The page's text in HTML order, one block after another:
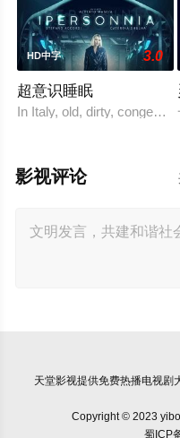
HD中字 3.0
超意识睡眠
In Italy, old, dirty,
影视评论
天堂影视提供免费热播电视剧
Copyright © 2023
蜀ICP